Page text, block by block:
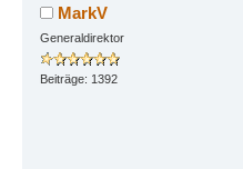
MarkV
Generaldirektor
Beiträge: 1392